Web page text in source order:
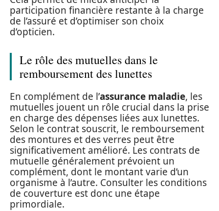
participation financière restante à la charge
de l’assuré et d’optimiser son choix
d’opticien.
Le rôle des mutuelles dans le
remboursement des lunettes
En complément de l’assurance maladie, les
mutuelles jouent un rôle crucial dans la prise
en charge des dépenses liées aux lunettes.
Selon le contrat souscrit, le remboursement
des montures et des verres peut être
significativement amélioré. Les contrats de
mutuelle généralement prévoient un
complément, dont le montant varie d’un
organisme à l’autre. Consulter les conditions
de couverture est donc une étape
primordiale.